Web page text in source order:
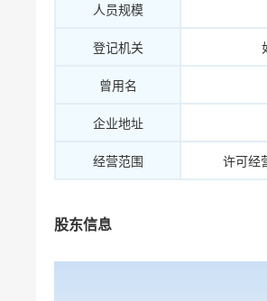
人员规模
登记机关
曾用名
企业地址
经营范围 许可经
股东信息